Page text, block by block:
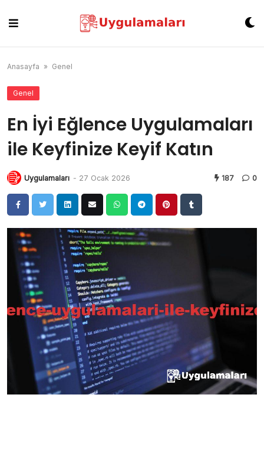
content
Anasayfa » Genel
Genel
En İyi Eğlence Uygulamaları
ile Keyfinize Keyif Katın
Uygulamaları - 27 Ocak 2026 187 0